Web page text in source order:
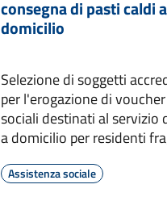
consegna di pasti caldi
domicilio
Selezione di soggetti
per l'erogazione di voucher
sociali destinati al servizio
a domicilio per residenti
Assistenza sociale